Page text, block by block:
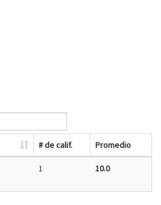
# de calif. Promedio
1 10.0